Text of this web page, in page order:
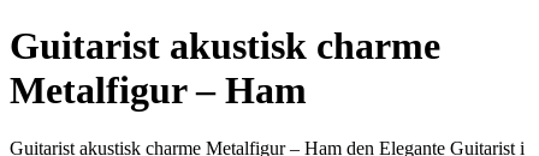
Guitarist akustisk charme
Metalfigur – Ham
Guitarist akustisk charme Metalfigur – Ham den Elegante Guitarist i